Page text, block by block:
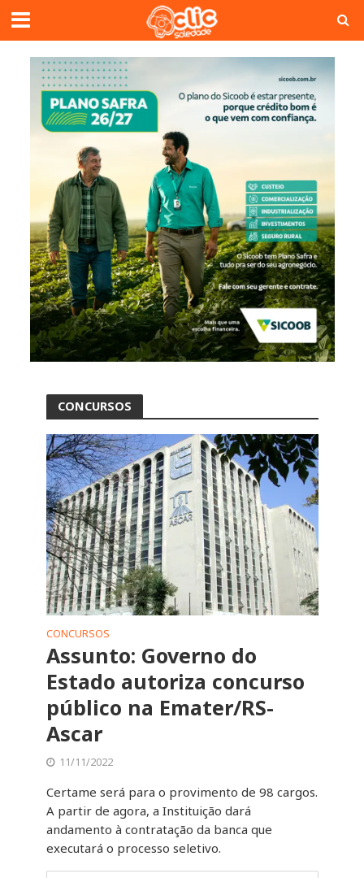
CONCURSOS
CONCURSOS
Assunto: Governo do
Estado autoriza concurso
público na Emater/RS-
Ascar
11/11/2022
Certame será para o provimento de 98 cargos.
A partir de agora, a Instituição dará
andamento à contratação da banca que
executará o processo seletivo.